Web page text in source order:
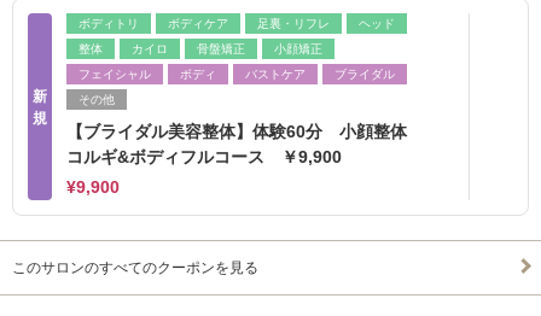
新
規
ボディトリ ボディケア 足裏・リフレ
ヘッド
整体
カイロ 骨盤矯正
小顔矯正
フェイシャル
ボディ バストケア
ブライダル
その他
【ブライダル美容整体】体験60分 小顔整体
コルギ&ボディフルコース ￥9,900
¥9,900
このサロンのすべてのクーポンを見る